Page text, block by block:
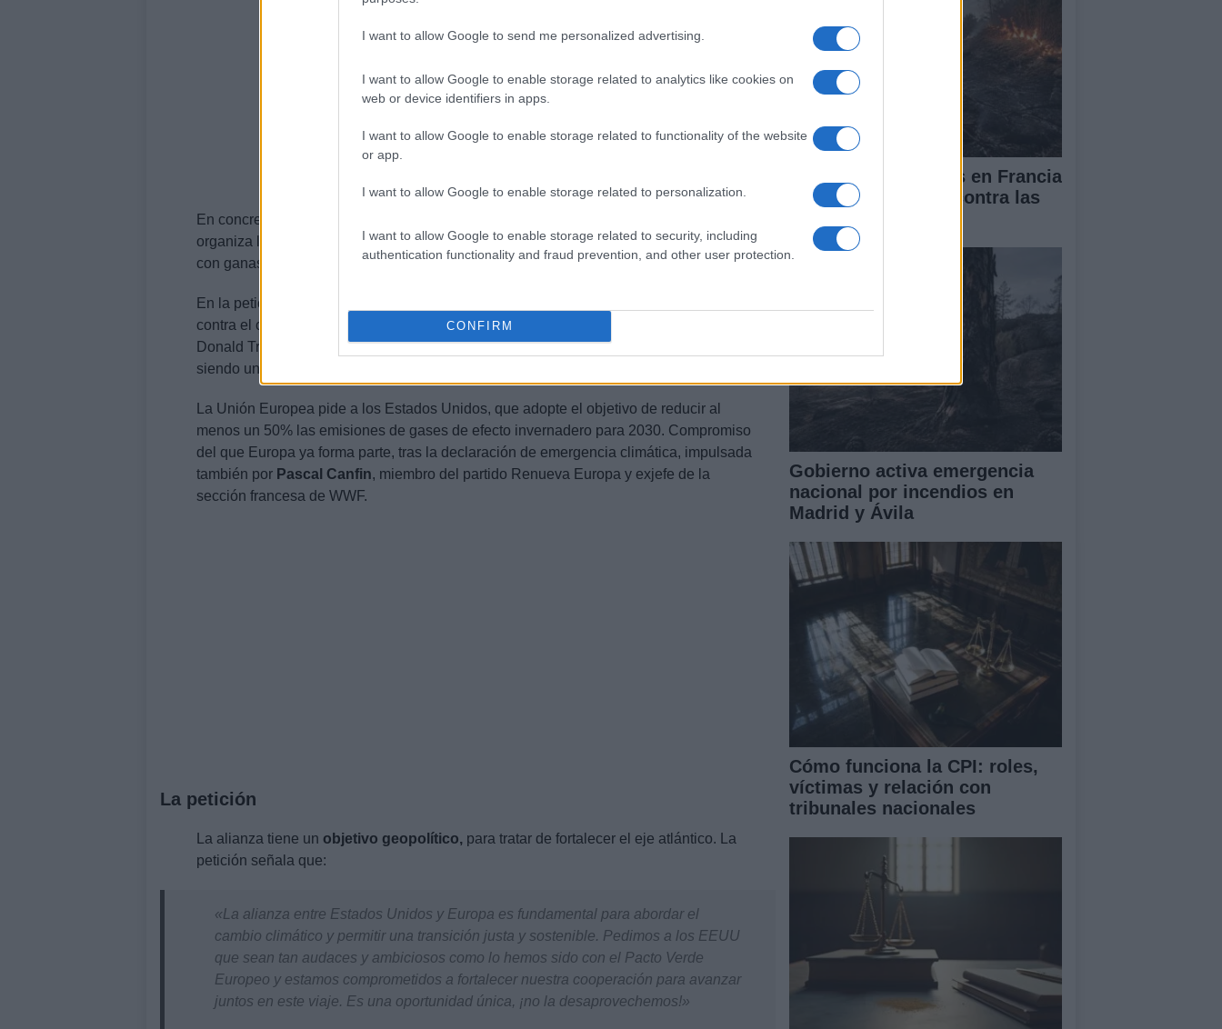
I want to allow Google to send me personalized advertising.
I want to allow Google to enable storage related to analytics like cookies on
web or device identifiers in apps.
I want to allow Google to enable storage related to functionality of the website
or app.
I want to allow Google to enable storage related to personalization.
I want to allow Google to enable storage related to security, including
authentication functionality and fraud prevention, and other user protection.
CONFIRM
En concreto en las fechas próximas al «
organiza la Casa Blanca, como evento previo a la COP 26 de Glasgow, que se espera
con ganas tras la cancelación de la edición de 2020 debido al Covid.
En la petición que firman los participantes, se recoge que se cumplan con los objetivos
contra el cambio climático en los dos lados del Atlántico. Ya que durante el mandato de
Donald Trump, EEUU
abandonó el Acuerdo de Parísque había liderado por Obama,
siendo una de las primeras órdenes ejecutivas que firmó Biden cuando entró al poder.
La Unión Europea pide a los Estados Unidos, que adopte el objetivo de reducir al
menos un 50% las emisiones de gases de efecto invernadero para 2030. Compromiso
del que Europa ya forma parte, tras la declaración de emergencia climática, impulsada
también por Pascal Canfin, miembro del partido Renueva Europa y exjefe de la
sección francesa de WWF.
La petición
La alianza tiene un objetivo geopolítico, para tratar de fortalecer el eje atlántico. La
petición señala que:
«La alianza entre Estados Unidos y Europa es fundamental para abordar el
cambio climático y permitir una transición justa y sostenible. Pedimos a los EEUU
que sean tan audaces y ambiciosos como lo hemos sido con el Pacto Verde
Europeo y estamos comprometidos a fortalecer nuestra cooperación para avanzar
juntos en este viaje. Es una oportunidad única, ¡no la desaprovechemos!»
Incendios forestales en Francia
y España: la lucha contra las
Gobierno activa emergencia
nacional por incendios en
Madrid y Ávila
Cómo funciona la CPI: roles,
víctimas y relación con
tribunales nacionales